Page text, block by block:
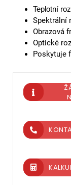
Teplotní
Spektrální
Obrazová
Optické
Poskytuje